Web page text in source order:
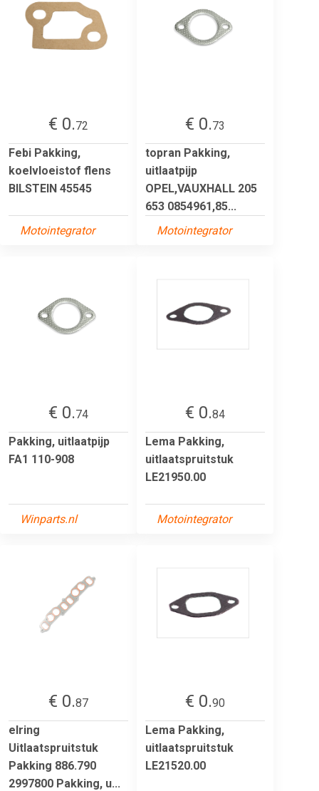
€ 0.72
Febi Pakking,
koelvloeistof flens
BILSTEIN 45545
Motointegrator
€ 0.73
topran Pakking,
uitlaatpijp
OPEL,VAUXHALL 205
653 0854961,85...
Motointegrator
€ 0.74
Pakking, uitlaatpijp
FA1 110-908
Winparts.nl
€ 0.84
Lema Pakking,
uitlaatspruitstuk
LE21950.00
Motointegrator
€ 0.87
elring
Uitlaatspruitstuk
Pakking 886.790
2997800 Pakking, u...
€ 0.90
Lema Pakking,
uitlaatspruitstuk
LE21520.00